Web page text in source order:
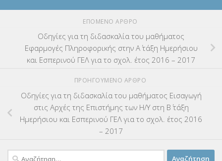
ΕΠΌΜΕΝΟ ΆΡΘΡΟ
Οδηγίες για τη διδασκαλία του μαθήματος
Εφαρμογές Πληροφορικής στην Α΄ τάξη Ημερήσιου
και Εσπερινού ΓΕΛ για το σχολ. έτος 2016 – 2017
ΠΡΟΗΓΟΎΜΕΝΟ ΆΡΘΡΟ
Οδηγίες για τη διδασκαλία του μαθήματος Εισαγωγή
στις Αρχές της Επιστήμης των Η/Υ στη Β΄ τάξη
Ημερήσιου και Εσπερινού ΓΕΛ για το σχολ. έτος 2016
– 2017
Αναζήτηση